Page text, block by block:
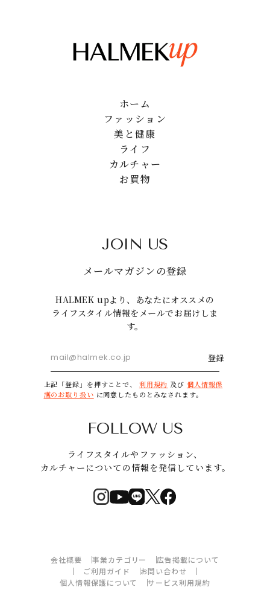
ホーム
ファッション
美と健康
ライフ
カルチャー
お買物
JOIN US
メールマガジンの登録
HALMEK upより、あなたにオススメの
ライフスタイル情報をメールでお届けしま
す。
登録
上記「登録」を押すことで、 利用規約 及び 個人情報保
護のお取り扱い に同意したものとみなされます。
FOLLOW US
ライフスタイルやファッション、
カルチャーについての情報を発信しています。
会社概要 事業カテゴリー
広告掲載について
ご利用ガイド
お問い合わせ
個人情報保護について
サービス利用規約